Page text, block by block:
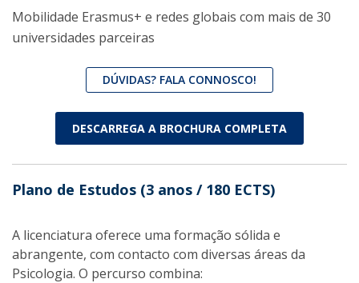
Mobilidade Erasmus+ e redes globais com mais de 30
universidades parceiras
DÚVIDAS? FALA CONNOSCO!
DESCARREGA A BROCHURA COMPLETA
Plano de Estudos (3 anos / 180 ECTS)
A licenciatura oferece uma formação sólida e
abrangente, com contacto com diversas áreas da
Psicologia. O percurso combina: